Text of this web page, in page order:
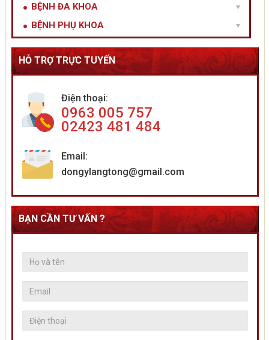
BỆNH ĐA KHOA
BỆNH PHỤ KHOA
HỖ TRỢ TRỰC TUYẾN
Điện thoại:
0963 005 757
02423 481 484
Email:
dongylangtong@gmail.com
BẠN CẦN TƯ VẤN ?